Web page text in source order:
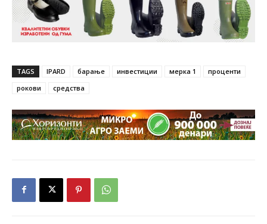
TAGS IPARD барање инвестиции мерка 1
проценти
рокови
средства